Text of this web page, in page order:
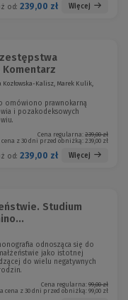
od: 239,00 zł Więcej
Kalisz, Marek Kulik,
omówiono prawnokarną
i pozakodeksowych
Cena regularna: 239,00 zł
z 30 dni przed obniżką: 239,00 zł
od: 239,00 zł Więcej
Studium
odnosząca się do
jako istotnej
do wielu negatywnych
Cena regularna: 99,00 zł
cena z 30 dni przed obniżką:99,00 zł